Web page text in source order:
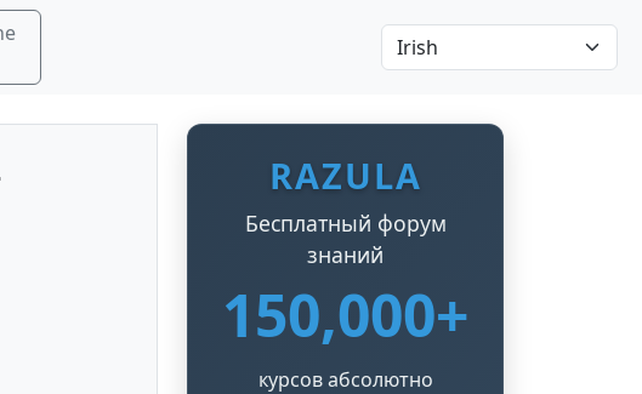
RAZULA
Бесплатный форум
знаний
150,000+
курсов абсолютно